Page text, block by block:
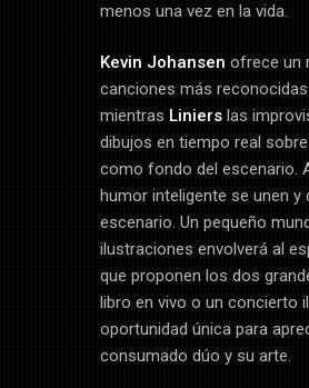
menos una vez en la vida.
Kevin Johansen ofrece un
canciones más
mientras Linierslas
dibujos en tiempo real
como fondo del escenario.
humor inteligente se unen y
escenario. Un pequeño
ilustraciones envolverá al
que proponen los dos
libro en vivo o un concierto
oportunidad única para
consumado dúo y su arte.